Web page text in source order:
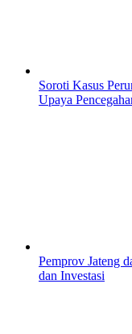
Soroti Kasus
Upaya
Pemprov Jateng
dan Investasi